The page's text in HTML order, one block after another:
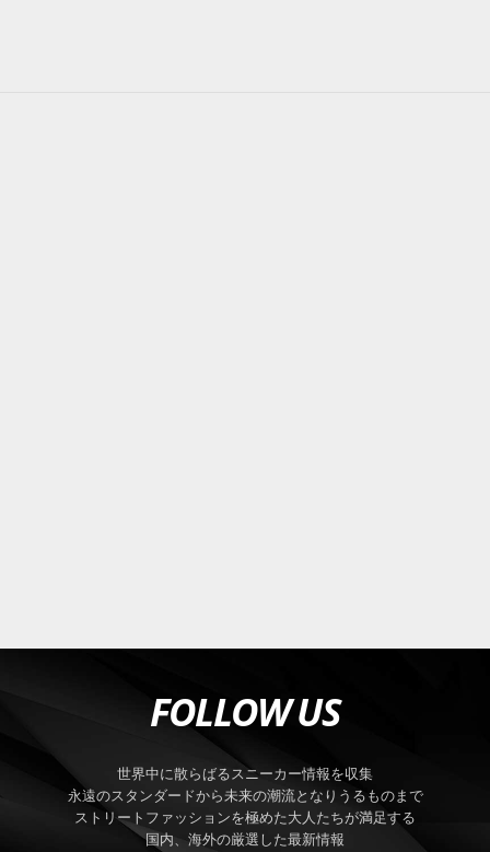
FOLLOW US
世界中に散らばるスニーカー情報を収集
永遠のスタンダードから未来の潮流となりうるものまで
ストリートファッションを極めた大人たちが満足する
国内、海外の厳選した最新情報